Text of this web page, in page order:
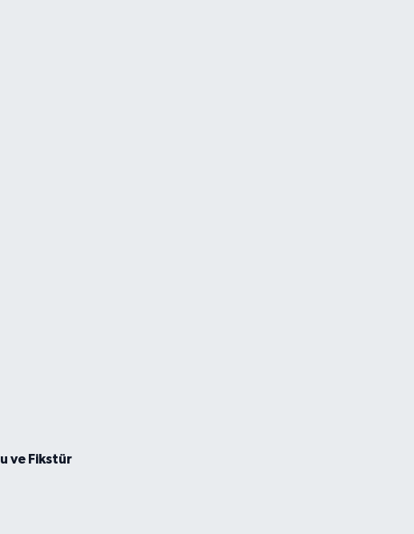
ve Fikstür